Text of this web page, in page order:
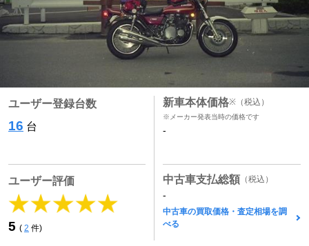
ユーザー登録台数
16 台
ユーザー評価
5 ( 2 件)
新車本体価格※ （税込）
※メーカー発表当時の価格です
-
中古車支払総額 （税込）
-
中古車の買取価格・査定相場を調
べる